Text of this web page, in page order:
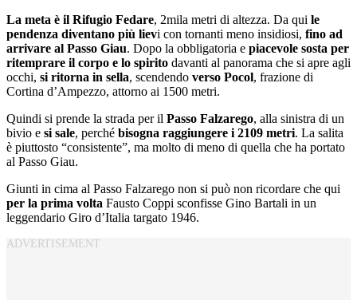
La meta è il Rifugio Fedare, 2mila metri di altezza. Da qui le
pendenza diventano più lievi con tornanti meno insidiosi, fino ad
arrivare al Passo Giau. Dopo la obbligatoria e piacevole sosta per
ritemprare il corpo e lo spirito davanti al panorama che si apre agli
occhi, si ritorna in sella, scendendo verso Pocol, frazione di
Cortina d’Ampezzo, attorno ai 1500 metri.
Quindi si prende la strada per il Passo Falzarego, alla sinistra di un
bivio e si sale, perché bisogna raggiungere i 2109 metri. La salita
è piuttosto “consistente”, ma molto di meno di quella che ha portato
al Passo Giau.
Giunti in cima al Passo Falzarego non si può non ricordare che qui
per la prima volta Fausto Coppi sconfisse Gino Bartali in un
leggendario Giro d’Italia targato 1946.